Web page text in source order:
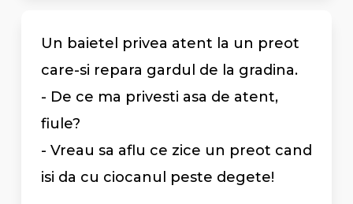
Un baietel privea atent la un preot
care-si repara gardul de la gradina.
- De ce ma privesti asa de atent,
fiule?
- Vreau sa aflu ce zice un preot cand
isi da cu ciocanul peste degete!